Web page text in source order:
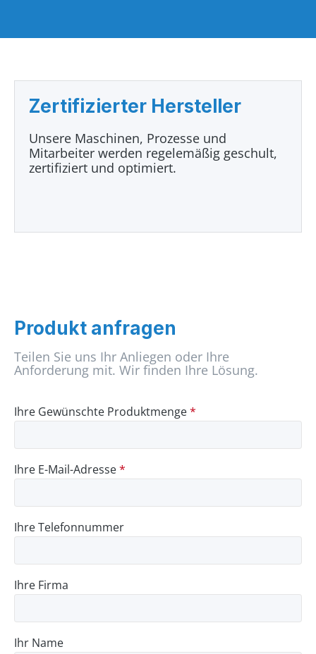
Zertifizierter Hersteller
Unsere Maschinen, Prozesse und
Mitarbeiter werden regelemäßig geschult,
zertifiziert und optimiert.
Produkt anfragen
Teilen Sie uns Ihr Anliegen oder Ihre
Anforderung mit. Wir finden Ihre Lösung.
Ihre Gewünschte Produktmenge*
Ihre E-Mail-Adresse*
Ihre Telefonnummer
Ihre Firma
Ihr Name